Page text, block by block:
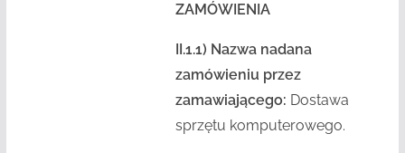
ZAMÓWIENIA
II.1.1) Nazwa nadana
zamówieniu przez
zamawiającego: Dostawa
sprzętu komputerowego.